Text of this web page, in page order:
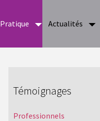
Pratique Actualités
Témoignages
Professionnels